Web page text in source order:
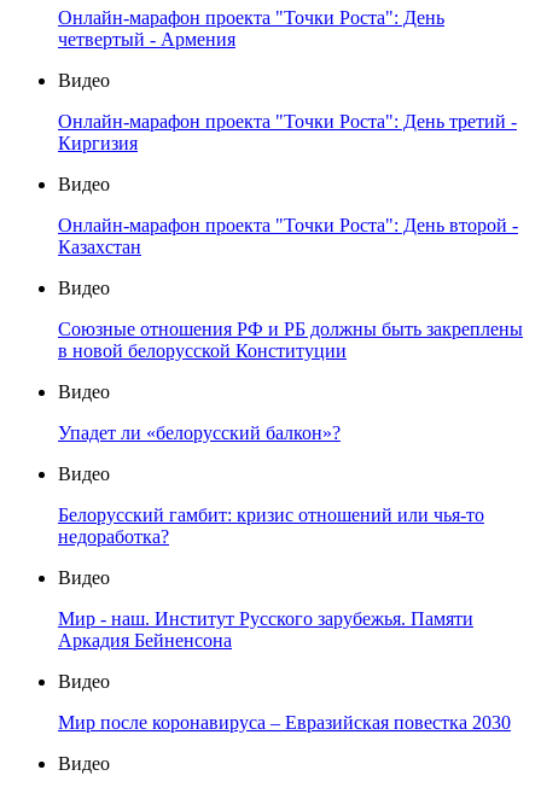
Онлайн-марафон проекта "Точки Роста": День
четвертый - Армения
Видео
Онлайн-марафон проекта "Точки Роста": День третий -
Киргизия
Видео
Онлайн-марафон проекта "Точки Роста": День второй -
Казахстан
Видео
Союзные отношения РФ и РБ должны быть закреплены
в новой белорусской Конституции
Видео
Упадет ли «белорусский балкон»?
Видео
Белорусский гамбит: кризис отношений или чья-то
недоработка?
Видео
Мир - наш. Институт Русского зарубежья. Памяти
Аркадия Бейненсона
Видео
Мир после коронавируса – Евразийская повестка 2030
Видео